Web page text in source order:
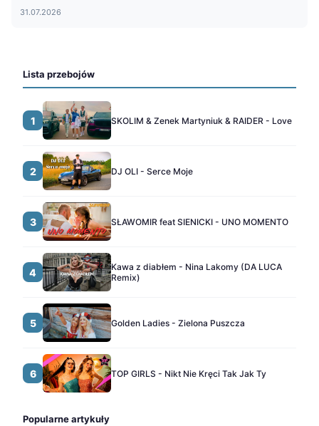
31.07.2026
Lista przebojów
1 SKOLIM & Zenek Martyniuk & RAIDER - Love
2 DJ OLI - Serce Moje
3 SŁAWOMIR feat SIENICKI - UNO MOMENTO
4
Kawa z diabłem - Nina Lakomy (DA LUCA
Remix)
5 Golden Ladies - Zielona Puszcza
6 TOP GIRLS - Nikt Nie Kręci Tak Jak Ty
Popularne artykuły